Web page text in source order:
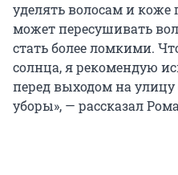
уделять волосам и коже
может пересушивать
стать более ломкими.
солнца, я рекомендую
перед выходом на
уборы», — рассказал